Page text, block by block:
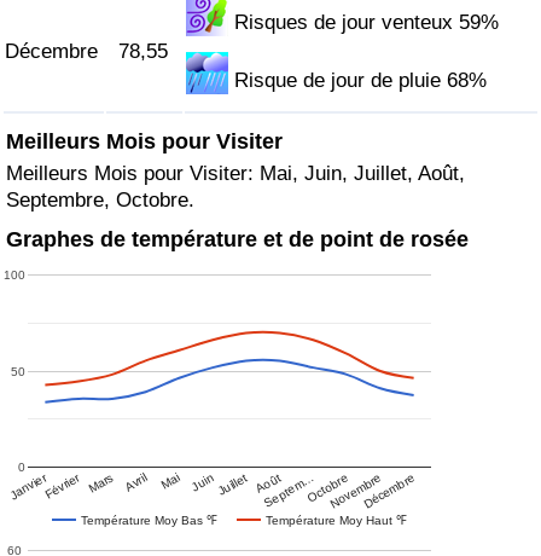
Décembre 78,55
Risques de jour venteux 59%
Risque de jour de pluie 68%
Meilleurs Mois pour Visiter
Meilleurs Mois pour Visiter: Mai, Juin, Juillet, Août,
Septembre, Octobre.
Graphes de température et de point de rosée
Température Moy Bas ℉ Température Moy Haut ℉
JanvierFévrier Mars Avril Mai Juin Juillet Août
Septem…OctobreNovembreDécembre
0
50
100
60